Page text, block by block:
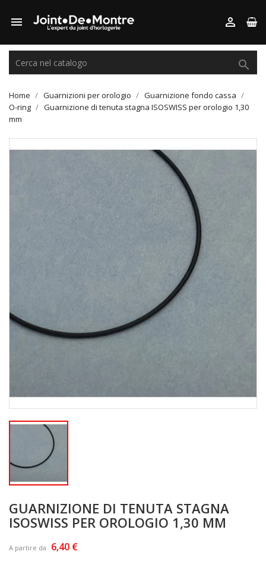
 

Home Guarnizioni per orologio
Guarnizione fondo cassa
O-ring
Guarnizione di tenuta stagna ISOSWISS per orologio 1,30
mm
GUARNIZIONE DI TENUTA STAGNA
ISOSWISS PER OROLOGIO 1,30 MM
A partire da 6,40 €